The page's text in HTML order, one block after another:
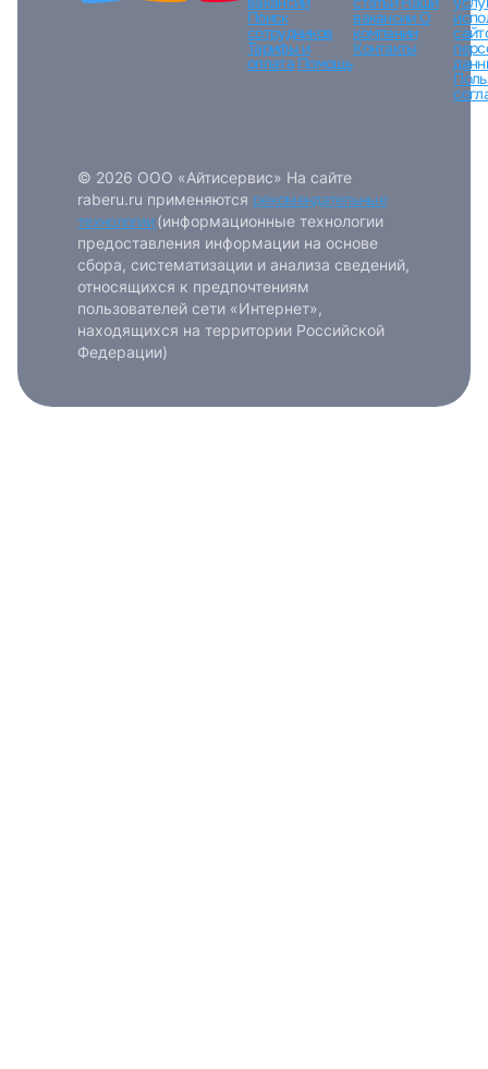
Поиск
сотрудников
Тарифы и
оплата Помощь
вакансииО
компании
Контакты
© 2026 ООО «Айтисервис» На сайте
raberu.ru применяются рекомендательные
технологии (информационные технологии
предоставления информации на основе
сбора, систематизации и анализа сведений,
относящихся к предпочтениям
пользователей сети «Интернет»,
находящихся на территории Российской
Федерации)